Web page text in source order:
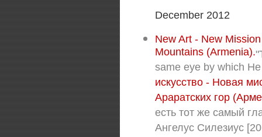
December 2012
New Art - New
Mountains (Armenia).
same eye by which
искусство - Новая
Араратских гор
есть тот же самый
Ангелус Силезиус